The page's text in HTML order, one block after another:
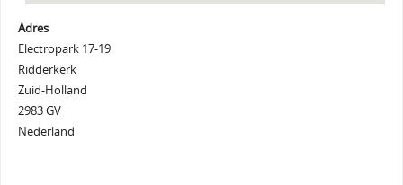
Adres
Electropark 17-19
Ridderkerk
Zuid-Holland
2983 GV
Nederland